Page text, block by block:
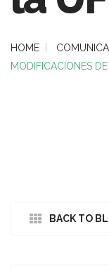
HOME
MODIFICACIONES
BACK TO